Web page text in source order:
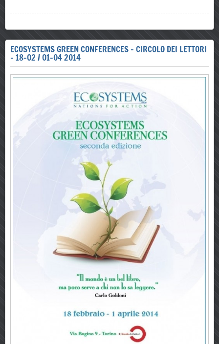
ECOSYSTEMS GREEN CONFERENCES - CIRCOLO DEI LETTORI
- 18-02 / 01-04 2014